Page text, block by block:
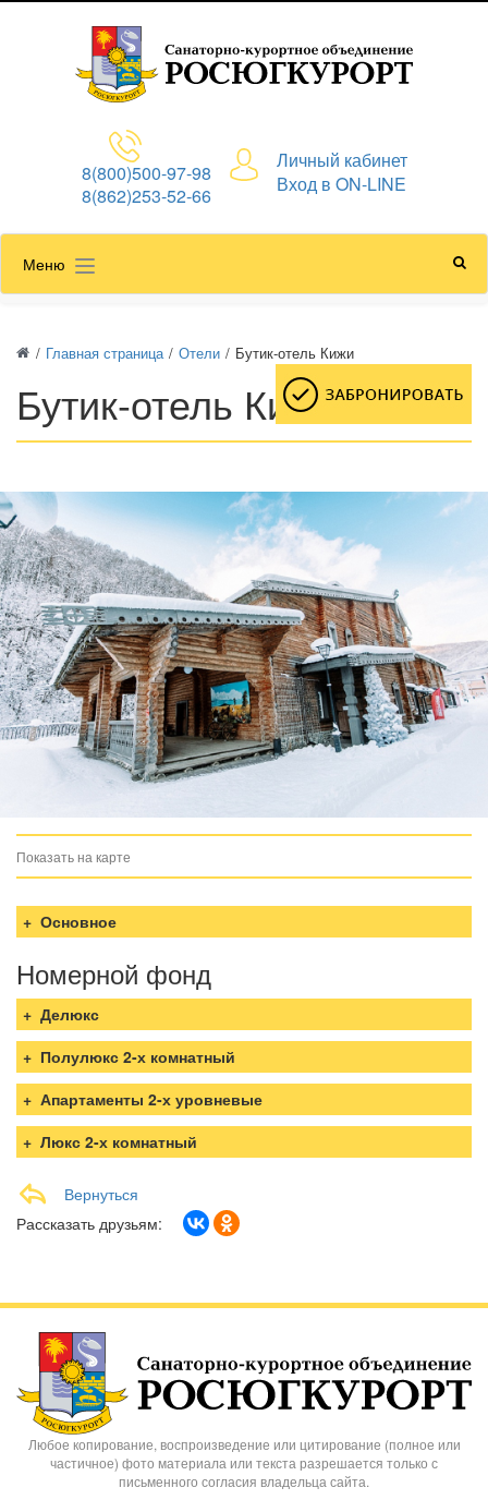
8(800)500-97-98
8(862)253-52-66
Личный кабинет
Вход в ON-LINE
Меню
/ Главная страница / Отели / Бутик-отель Кижи
Бутик-отель Кижи
Показать на карте
загрузка карты...
Основное
Номерной фонд
Делюкс
Полулюкс 2-х комнатный
Апартаменты 2-х уровневые
Люкс 2-х комнатный
Вернуться
Рассказать друзьям:
Любое копирование, воспроизведение или цитирование (полное или
частичное) фото материала или текста разрешается только с
письменного согласия владельца сайта.